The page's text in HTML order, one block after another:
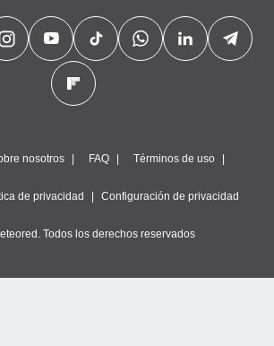
nosotros FAQ Términos de uso
de privacidad Configuración de privacidad
Todos los derechos reservados